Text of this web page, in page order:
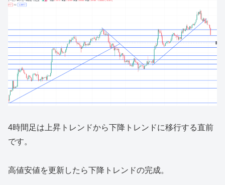
4時間足は上昇トレンドから下降トレンドに移行する直前
です。
高値安値を更新したら下降トレンドの完成。